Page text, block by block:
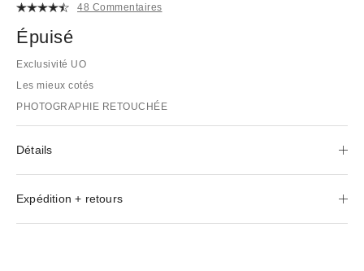
48 Commentaires
Épuisé
Exclusivité UO
Les mieux cotés
PHOTOGRAPHIE RETOUCHÉE
Détails
Expédition + retours